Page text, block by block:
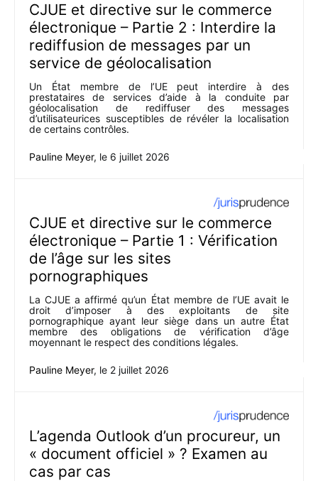
CJUE et directive sur le commerce
électronique – Partie 2 : Interdire la
rediffusion de messages par un
service de géolocalisation
Un État membre de l’UE peut interdire à des
prestataires de services d’aide à la conduite par
géolocalisation de rediffuser des messages
d’utilisateurices susceptibles de révéler la localisation
de certains contrôles.
Pauline Meyer, le 6 juillet 2026
CJUE et directive sur le commerce
électronique – Partie 1 : Vérification
de l’âge sur les sites
pornographiques
La CJUE a affirmé qu’un État membre de l’UE avait le
droit d’imposer à des exploitants de site
pornographique ayant leur siège dans un autre État
membre des obligations de vérification d’âge
moyennant le respect des conditions légales.
Pauline Meyer, le 2 juillet 2026
L’agenda Outlook d’un procureur, un
« document officiel » ? Examen au
cas par cas